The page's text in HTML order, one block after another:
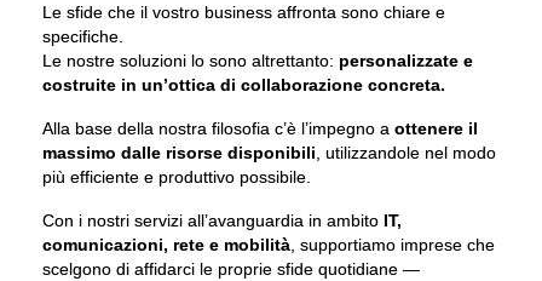
CONTATTI
Le sfide che il vostro business affronta sono chiare e
specifiche.
Le nostre soluzioni lo sono altrettanto: personalizzate e
costruite in un’ottica di collaborazione concreta.
Alla base della nostra filosofia c’è l’impegno a ottenere il
massimo dalle risorse disponibili , utilizzandole nel modo
più efficiente e produttivo possibile.
Con i nostri servizi all’avanguardia in ambito IT,
comunicazioni, rete e mobilità , supportiamo imprese che
scelgono di affidarci le proprie sfide quotidiane —